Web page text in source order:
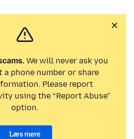
We will never ask you
phone number or share
Please report
using the “Report Abuse”
option.
Læs mere